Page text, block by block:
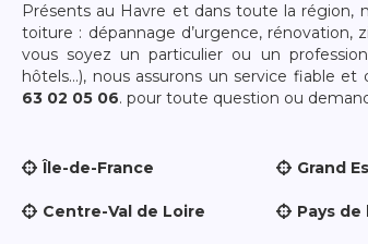
Présents au Havre et dans toute la région,
toiture : dépannage d’urgence, rénovation,
vous soyez un particulier ou un
hôtels…), nous assurons un service fiable
63 02 05 06. pour toute question ou
Île-de-France
Centre-Val de Loire
Grand
Pays de